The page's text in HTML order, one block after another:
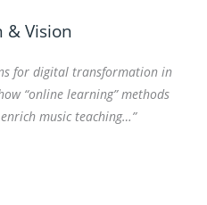
& Vision
for digital transformation in
“online learning” methods
music teaching…”